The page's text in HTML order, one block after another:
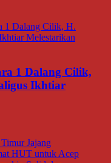
1 Dalang Cilik,
Ikhtiar